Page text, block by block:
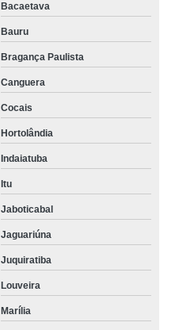
Bacaetava
Bauru
Bragança Paulista
Canguera
Cocais
Hortolândia
Indaiatuba
Itu
Jaboticabal
Jaguariúna
Juquiratiba
Louveira
Marília